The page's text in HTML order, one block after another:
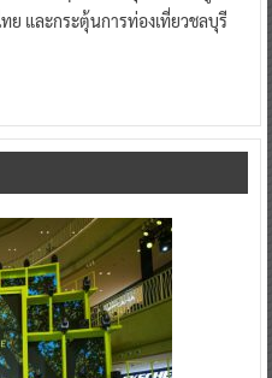
ทย และกระตุ้นการท่องเที่ยวชลบุรี